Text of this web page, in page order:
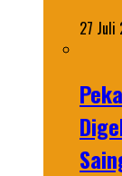
27 Juli